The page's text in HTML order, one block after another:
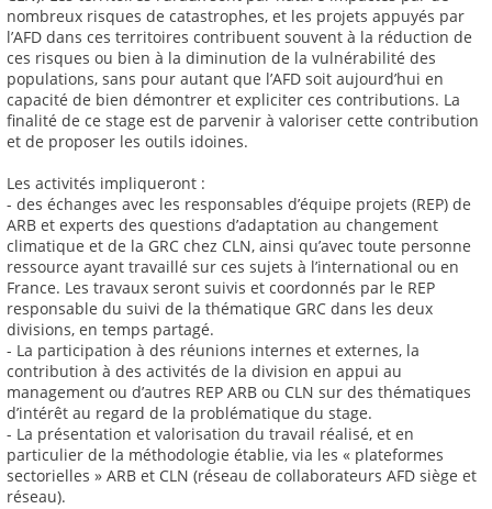
nombreux risques de catastrophes, et les projets appuyés par
l’AFD dans ces territoires contribuent souvent à la réduction de
ces risques ou bien à la diminution de la vulnérabilité des
populations, sans pour autant que l’AFD soit aujourd’hui en
capacité de bien démontrer et expliciter ces contributions. La
finalité de ce stage est de parvenir à valoriser cette contribution
et de proposer les outils idoines.
Les activités impliqueront :
- des échanges avec les responsables d’équipe projets (REP) de
ARB et experts des questions d’adaptation au changement
climatique et de la GRC chez CLN, ainsi qu’avec toute personne
ressource ayant travaillé sur ces sujets à l’international ou en
France. Les travaux seront suivis et coordonnés par le REP
responsable du suivi de la thématique GRC dans les deux
divisions, en temps partagé.
- La participation à des réunions internes et externes, la
contribution à des activités de la division en appui au
management ou d’autres REP ARB ou CLN sur des thématiques
d’intérêt au regard de la problématique du stage.
- La présentation et valorisation du travail réalisé, et en
particulier de la méthodologie établie, via les « plateformes
sectorielles » ARB et CLN (réseau de collaborateurs AFD siège et
réseau).